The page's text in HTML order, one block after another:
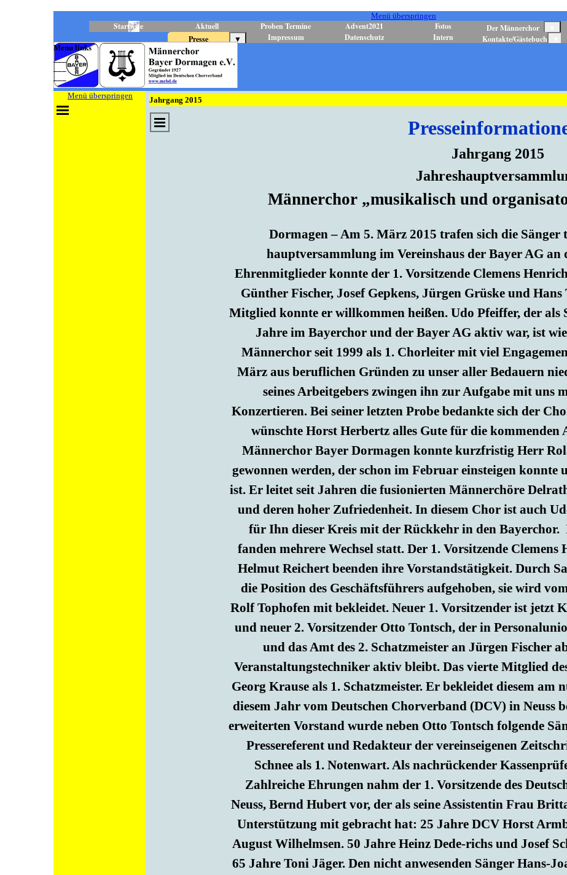
Menü überspringen
Startseite Aktuell Proben Termine Advent2021 Fotos Der Männerchor
Presse
▼ Impressum Datenschutz Intern Kontakte/Gästebuch
Menu links
___
___
Menü überspringen
Jahrgang 2015
Jahrgang 2015
Männerchor „musikalisch und
Dormagen – Am 5. März 2015 trafen sich die
hauptversammlung im Vereinshaus der Bayer AG an
Ehrenmitglieder konnte der 1. Vorsitzende Clemens
Günther Fischer, Josef Gepkens, Jürgen Grüske und Hans
Mitglied konnte er willkommen heißen. Udo Pfeiffer, der als
Jahre im Bayerchor und der Bayer AG aktiv war, ist
Männerchor seit 1999 als 1. Chorleiter mit viel
März aus beruflichen Gründen zu unser aller Bedauern
seines Arbeitgebers zwingen ihn zur Aufgabe mit uns
Konzertieren. Bei seiner letzten Probe bedankte sich der
wünschte Horst Herbertz alles Gute für die
Männerchor Bayer Dormagen konnte kurzfristig Herr
gewonnen werden, der schon im Februar einsteigen
ist. Er leitet seit Jahren die fusionierten Männerchöre
und deren hoher Zufriedenheit. In diesem Chor ist auch
für Ihn dieser Kreis mit der Rückkehr in den Bayerchor.
fanden mehrere Wechsel statt. Der 1. Vorsitzende
Helmut Reichert beenden ihre Vorstandstätigkeit. Durch
die Position des Geschäftsführers aufgehoben, sie wird
Rolf Tophofen mit bekleidet. Neuer 1. Vorsitzender ist jetzt
und neuer 2. Vorsitzender Otto Tontsch, der in
und das Amt des 2. Schatzmeister an Jürgen Fischer
Veranstaltungstechniker aktiv bleibt. Das vierte Mitglied
Georg Krause als 1. Schatzmeister. Er bekleidet diesem
diesem Jahr vom Deutschen Chorverband (DCV) in Neuss
erweiterten Vorstand wurde neben Otto Tontsch folgende
Pressereferent und Redakteur der vereinseigenen
Schnee als 1. Notenwart. Als nachrückender
Zahlreiche Ehrungen nahm der 1. Vorsitzende des
Neuss, Bernd Hubert vor, der als seine Assistentin Frau
Unterstützung mit gebracht hat: 25 Jahre DCV Horst
August Wilhelmsen. 50 Jahre Heinz Dede-richs und Josef
65 Jahre Toni Jäger. Den nicht anwesenden Sänger Hans-